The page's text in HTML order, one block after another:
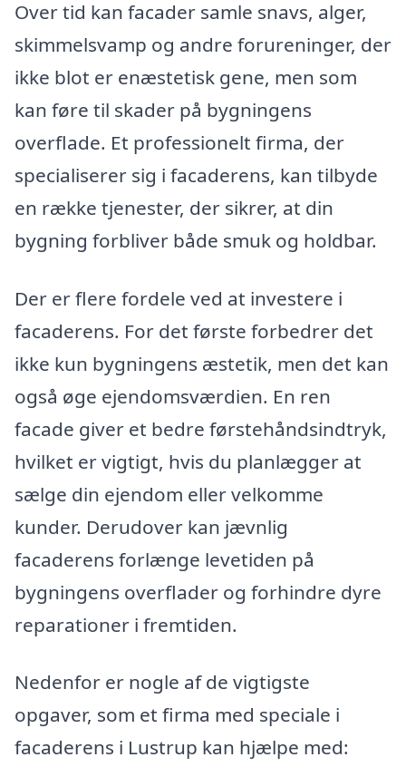
Over tid kan facader samle snavs, alger,
skimmelsvamp og andre forureninger, der
ikke blot er enæstetisk gene, men som
kan føre til skader på bygningens
overflade. Et professionelt firma, der
specialiserer sig i facaderens, kan tilbyde
en række tjenester, der sikrer, at din
bygning forbliver både smuk og holdbar.
Der er flere fordele ved at investere i
facaderens. For det første forbedrer det
ikke kun bygningens æstetik, men det kan
også øge ejendomsværdien. En ren
facade giver et bedre førstehåndsindtryk,
hvilket er vigtigt, hvis du planlægger at
sælge din ejendom eller velkomme
kunder. Derudover kan jævnlig
facaderens forlænge levetiden på
bygningens overflader og forhindre dyre
reparationer i fremtiden.
Nedenfor er nogle af de vigtigste
opgaver, som et firma med speciale i
facaderens i Lustrup kan hjælpe med: